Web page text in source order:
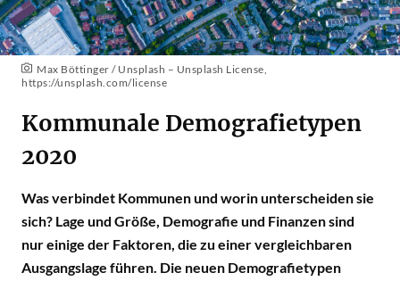
Max Böttinger / Unsplash – Unsplash License,
https://unsplash.com/license
Kommunale Demografietypen
2020
Was verbindet Kommunen und worin unterscheiden sie
sich? Lage und Größe, Demografie und Finanzen sind
nur einige der Faktoren, die zu einer vergleichbaren
Ausgangslage führen. Die neuen Demografietypen